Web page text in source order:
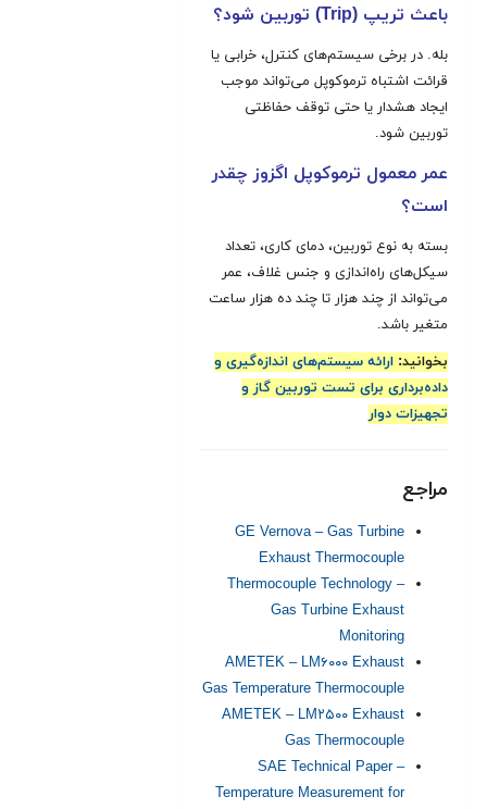
باعث تریپ (Trip) توربین شود؟
بله. در برخی سیستم‌های کنترل، خرابی یا
قرائت اشتباه ترموکوپل می‌تواند موجب
ایجاد هشدار یا حتی توقف حفاظتی
توربین شود.
عمر معمول ترموکوپل اگزوز چقدر
است؟
بسته به نوع توربین، دمای کاری، تعداد
سیکل‌های راه‌اندازی و جنس غلاف، عمر
می‌تواند از چند هزار تا چند ده هزار ساعت
متغیر باشد.
بخوانید: ارائه سیستم‌های اندازه‌گیری و
داده‌برداری برای تست توربین گاز و
تجهیزات دوار
مراجع
GE Vernova – Gas Turbine
Exhaust Thermocouple
Thermocouple Technology –
Gas Turbine Exhaust
Monitoring
AMETEK – LM۶۰۰۰ Exhaust
Gas Temperature Thermocouple
AMETEK – LM۲۵۰۰ Exhaust
Gas Thermocouple
SAE Technical Paper –
Temperature Measurement for